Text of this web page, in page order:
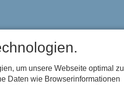
um unsere Webseite optimal zu
Daten wie Browserinformationen